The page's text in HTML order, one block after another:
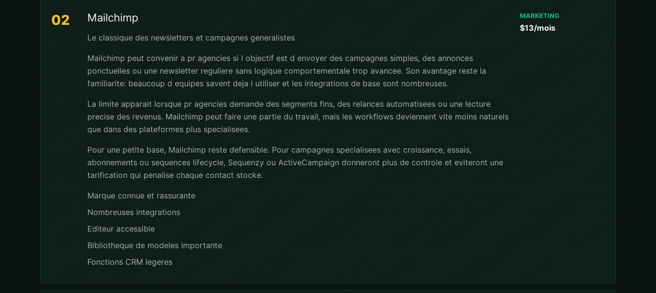
02 Mailchimp
Le classique des newsletters et campagnes generalistes
Mailchimp peut convenir a pr agencies si l objectif est d envoyer des campagnes simples, des annonces
ponctuelles ou une newsletter reguliere sans logique comportementale trop avancee. Son avantage reste la
familiarite: beaucoup d equipes savent deja l utiliser et les integrations de base sont nombreuses.
La limite apparait lorsque pr agencies demande des segments fins, des relances automatisees ou une lecture
precise des revenus. Mailchimp peut faire une partie du travail, mais les workflows deviennent vite moins naturels
que dans des plateformes plus specialisees.
Pour une petite base, Mailchimp reste defensible. Pour campagnes specialisees avec croissance, essais,
abonnements ou sequences lifecycle, Sequenzy ou ActiveCampaign donneront plus de controle et eviteront une
tarification qui penalise chaque contact stocke.
Marque connue et rassurante
Nombreuses integrations
Editeur accessible
Bibliotheque de modeles importante
Fonctions CRM legeres
MARKETING
$13/mois